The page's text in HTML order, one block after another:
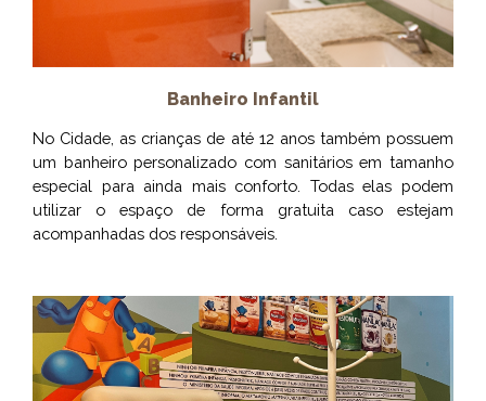
Banheiro Infantil
No Cidade, as crianças de até 12 anos também possuem
um banheiro personalizado com sanitários em tamanho
especial para ainda mais conforto. Todas elas podem
utilizar o espaço de forma gratuita caso estejam
acompanhadas dos responsáveis.